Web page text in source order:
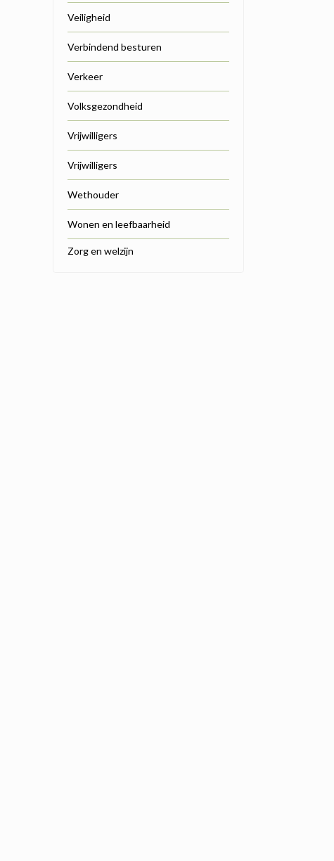
Veiligheid
Verbindend besturen
Verkeer
Volksgezondheid
Vrijwilligers
Vrijwilligers
Wethouder
Wonen en leefbaarheid
Zorg en welzijn